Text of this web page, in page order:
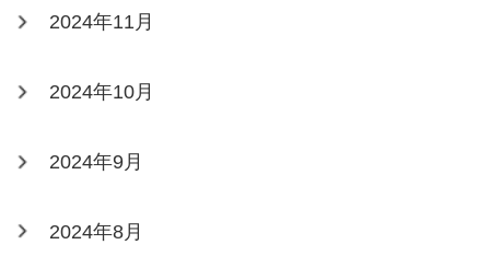
2024年11月
2024年10月
2024年9月
2024年8月